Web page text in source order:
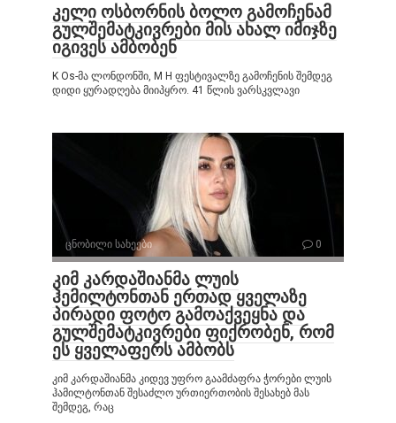
კელი ოსბორნის ბოლო გამოჩენამ
გულშემატკივრები მის ახალ იმიჯზე
იგივეს ამბობენ
K Os-მა ლონდონში, M H ფესტივალზე გამოჩენის შემდეგ
დიდი ყურადღება მიიპყრო. 41 წლის ვარსკვლავი
ცნობილი სახეები 0
კიმ კარდაშიანმა ლუის
ჰემილტონთან ერთად ყველაზე
პირადი ფოტო გამოაქვეყნა და
გულშემატკივრები ფიქრობენ, რომ
ეს ყველაფერს ამბობს
კიმ კარდაშიანმა კიდევ უფრო გაამძაფრა ჭორები ლუის
ჰამილტონთან შესაძლო ურთიერთობის შესახებ მას
შემდეგ, რაც